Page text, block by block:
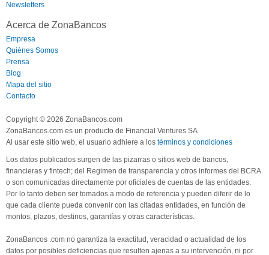
Newsletters
Acerca de ZonaBancos
Empresa
Quiénes Somos
Prensa
Blog
Mapa del sitio
Contacto
Copyright © 2026 ZonaBancos.com
ZonaBancos.com es un producto de Financial Ventures SA
Al usar este sitio web, el usuario adhiere a los términos y condiciones
Los datos publicados surgen de las pizarras o sitios web de bancos,
financieras y fintech; del Regimen de transparencia y otros informes del BCRA
o son comunicadas directamente por oficiales de cuentas de las entidades.
Por lo tanto deben ser tomados a modo de referencia y pueden diferir de lo
que cada cliente pueda convenir con las citadas entidades, en función de
montos, plazos, destinos, garantías y otras características.
ZonaBancos .com no garantiza la exactitud, veracidad o actualidad de los
datos por posibles deficiencias que resulten ajenas a su intervención, ni por